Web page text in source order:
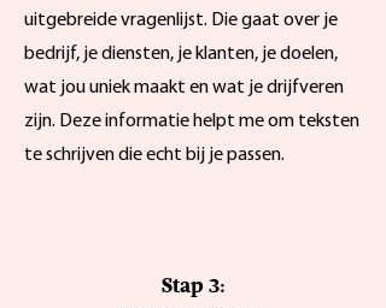
uitgebreide vragenlijst. Die gaat over je
bedrijf, je diensten, je klanten, je doelen,
wat jou uniek maakt en wat je drijfveren
zijn. Deze informatie helpt me om teksten
te schrijven die echt bij je passen.
Stap 3: